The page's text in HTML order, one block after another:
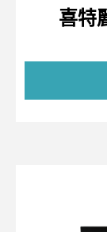
喜特